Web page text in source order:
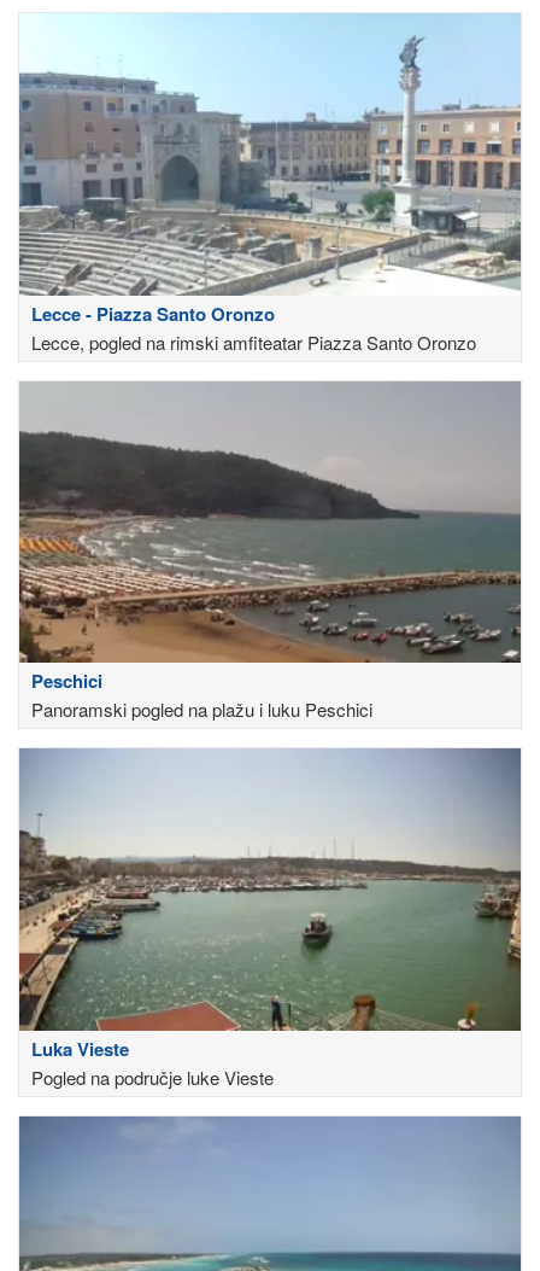
Lecce - Piazza Santo Oronzo
Lecce, pogled na rimski amfiteatar Piazza Santo Oronzo
Peschici
Panoramski pogled na plažu i luku Peschici
Luka Vieste
Pogled na područje luke Vieste